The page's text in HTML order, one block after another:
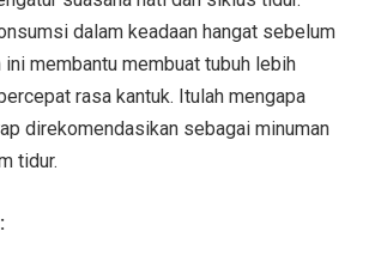
dalam keadaan hangat sebelum
ini membantu membuat tubuh lebih
rasa kantuk. Itulah mengapa
direkomendasikan sebagai minuman
tidur.